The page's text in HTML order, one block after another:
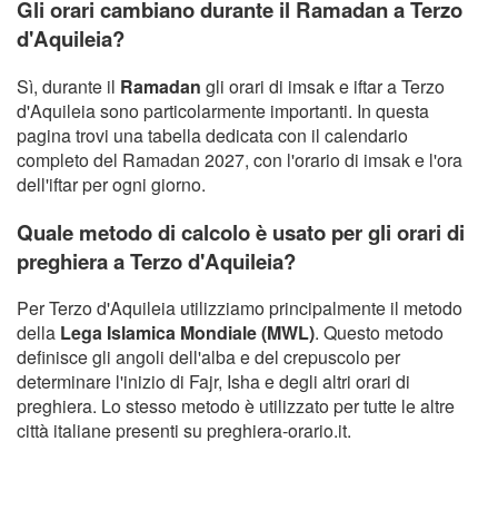
Gli orari cambiano durante il Ramadan a Terzo
d'Aquileia?
Sì, durante il Ramadan gli orari di imsak e iftar a Terzo
d'Aquileia sono particolarmente importanti. In questa
pagina trovi una tabella dedicata con il calendario
completo del Ramadan 2027, con l'orario di imsak e l'ora
dell'iftar per ogni giorno.
Quale metodo di calcolo è usato per gli orari di
preghiera a Terzo d'Aquileia?
Per Terzo d'Aquileia utilizziamo principalmente il metodo
della Lega Islamica Mondiale (MWL). Questo metodo
definisce gli angoli dell'alba e del crepuscolo per
determinare l'inizio di Fajr, Isha e degli altri orari di
preghiera. Lo stesso metodo è utilizzato per tutte le altre
città italiane presenti su preghiera-orario.it.